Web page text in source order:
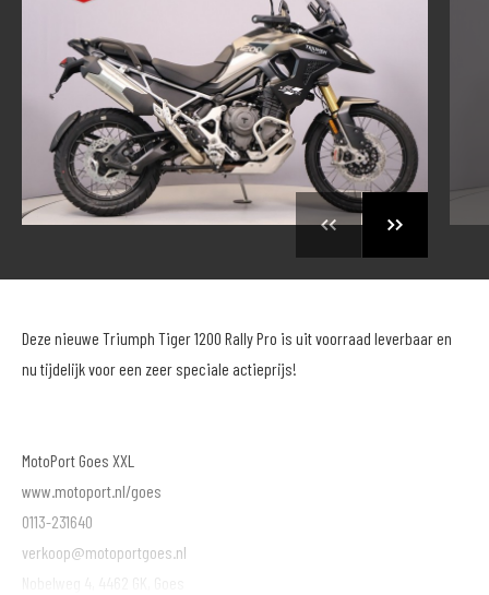
Deze nieuwe Triumph Tiger 1200 Rally Pro is uit voorraad leverbaar en
nu tijdelijk voor een zeer speciale actieprijs!
MotoPort Goes XXL
www.motoport.nl/goes
0113-231640
verkoop@motoportgoes.nl
Nobelweg 4, 4462 GK, Goes